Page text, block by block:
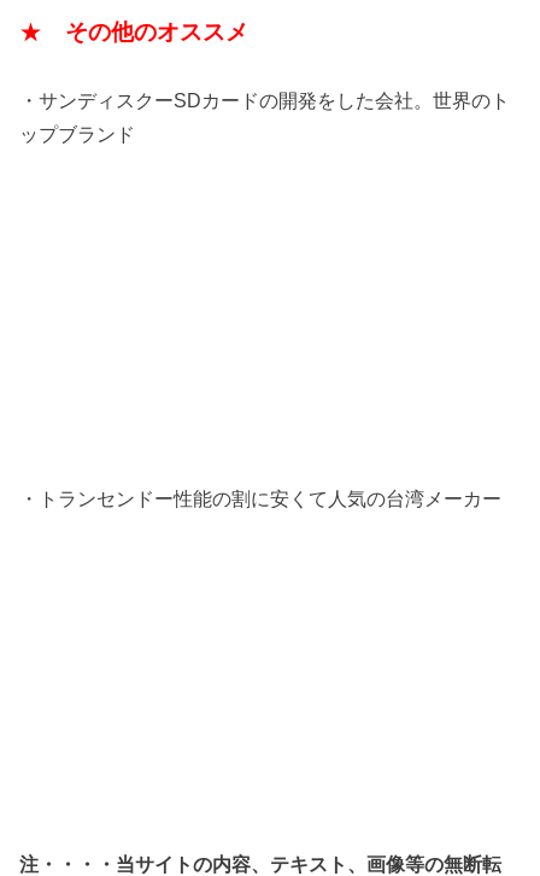
★ その他のオススメ
・サンディスクーSDカードの開発をした会社。世界のト
ップブランド
・トランセンドー性能の割に安くて人気の台湾メーカー
注・・・・当サイトの内容、テキスト、画像等の無断転